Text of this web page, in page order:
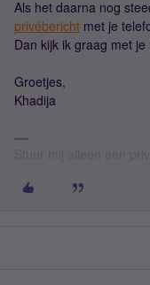
Als het daarna nog
privébericht met je
Dan kijk ik graag met
Groetjes,
Khadija